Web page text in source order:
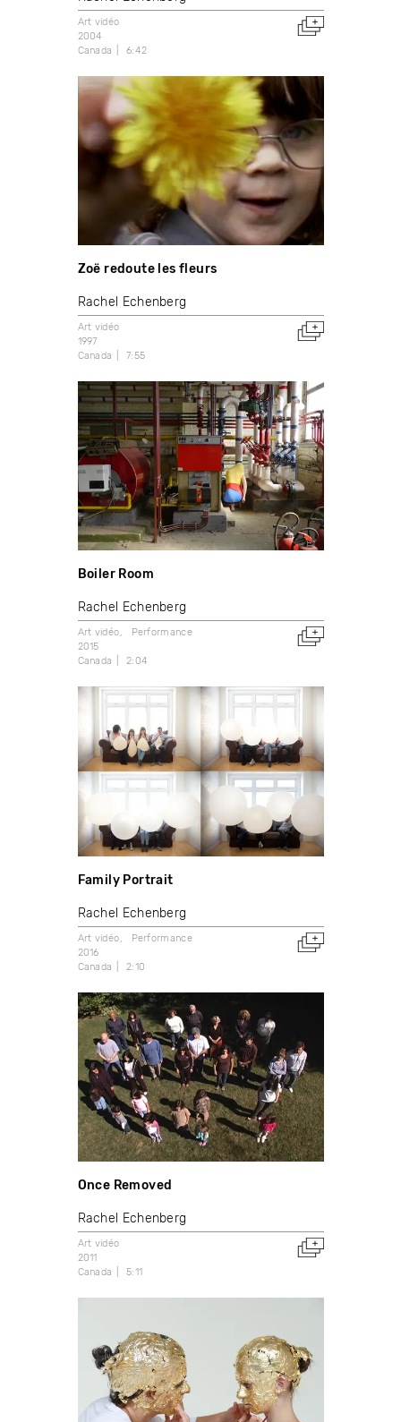
Art vidéo
2004
Canada
6:42
Zoë redoute les fleurs
Rachel Echenberg
Art vidéo
1997
Canada
7:55
Boiler Room
Rachel Echenberg
Art vidéo
Performance
2015
Canada
2:04
Family Portrait
Rachel Echenberg
Art vidéo
Performance
2016
Canada
2:10
Once Removed
Rachel Echenberg
Art vidéo
2011
Canada
5:11